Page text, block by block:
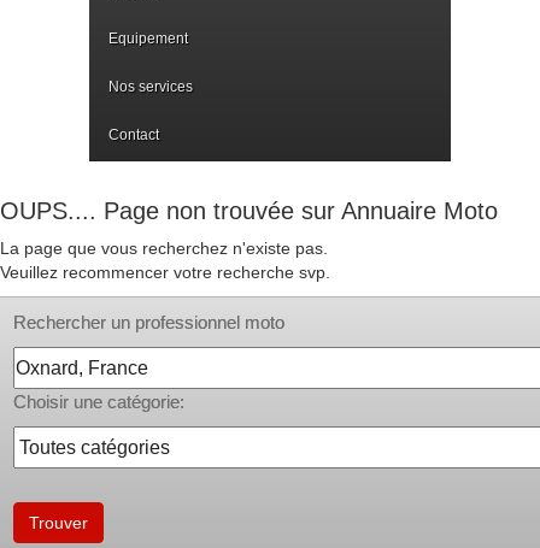
Equipement
Nos services
Contact
OUPS.... Page non trouvée sur Annuaire Moto
La page que vous recherchez n'existe pas.
Veuillez recommencer votre recherche svp.